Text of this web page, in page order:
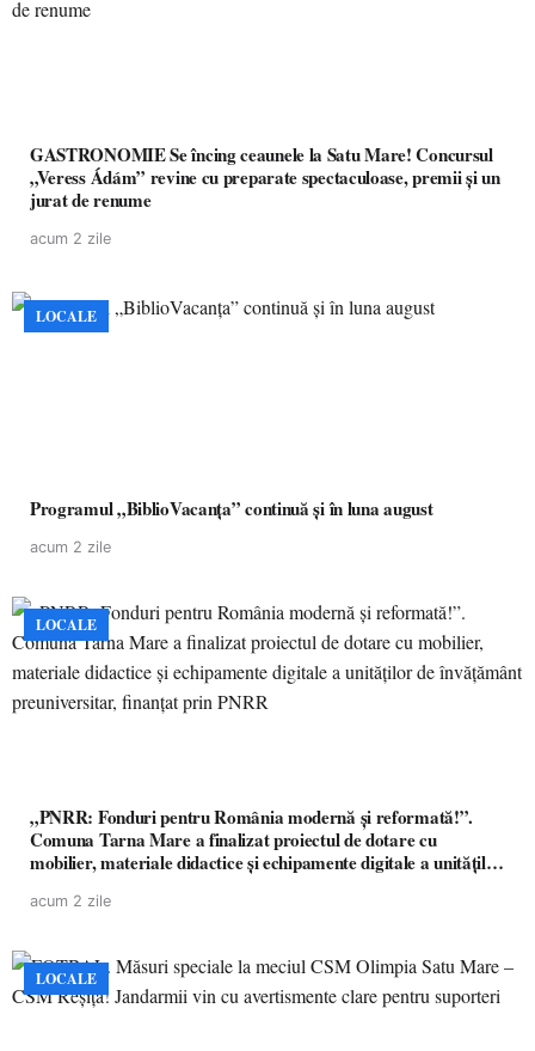
GASTRONOMIE Se încing ceaunele la Satu Mare! Concursul
„Veress Ádám” revine cu preparate spectaculoase, premii și un
jurat de renume
acum 2 zile
LOCALE
Programul „BiblioVacanța” continuă și în luna august
acum 2 zile
LOCALE
„PNRR: Fonduri pentru România modernă și reformată!”.
Comuna Tarna Mare a finalizat proiectul de dotare cu
mobilier, materiale didactice și echipamente digitale a unităților
acum 2 zile
LOCALE